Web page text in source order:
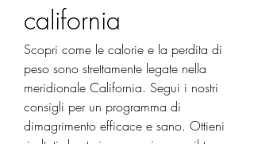
california
Scopri come le calorie e la perdita di
peso sono strettamente legate nella
meridionale California. Segui i nostri
consigli per un programma di
dimagrimento efficace e sano. Ottieni